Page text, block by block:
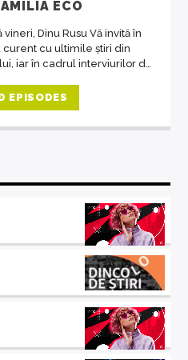
ECO
Dinu Rusu Vă invită în
curent cu ultimile știri din
iar în cadrul interviurilor de
EPISODES